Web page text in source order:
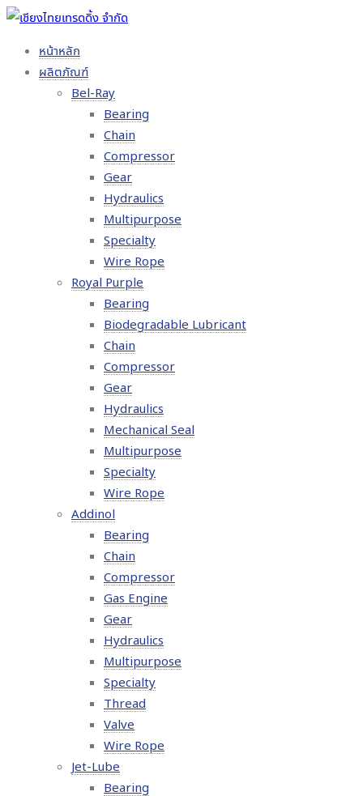
หน้าหลัก
ผลิตภัณฑ์
Bel-Ray
Bearing
Chain
Compressor
Gear
Hydraulics
Multipurpose
Specialty
Wire Rope
Royal Purple
Bearing
Biodegradable Lubricant
Chain
Compressor
Gear
Hydraulics
Mechanical Seal
Multipurpose
Specialty
Wire Rope
Addinol
Bearing
Chain
Compressor
Gas Engine
Gear
Hydraulics
Multipurpose
Specialty
Thread
Valve
Wire Rope
Jet-Lube
Bearing